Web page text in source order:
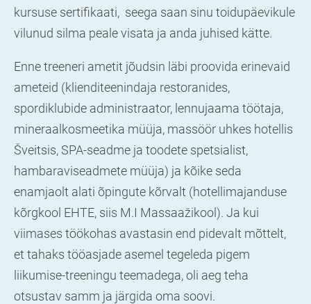
kursuse sertifikaati, seega saan sinu toidupäevikule
vilunud silma peale visata ja anda juhised kätte.
Enne treeneri ametit jõudsin läbi proovida erinevaid
ameteid (klienditeenindaja restoranides,
spordiklubide administraator, lennujaama töötaja,
mineraalkosmeetika müüja, massöör uhkes hotellis
Šveitsis, SPA-seadme ja toodete spetsialist,
hambaraviseadmete müüja) ja kõike seda
enamjaolt alati õpingute kõrvalt (hotellimajanduse
kõrgkool EHTE, siis M.I Massaažikool). Ja kui
viimases töökohas avastasin end pidevalt mõttelt,
et tahaks tööasjade asemel tegeleda pigem
liikumise-treeningu teemadega, oli aeg teha
otsustav samm ja järgida oma soovi.